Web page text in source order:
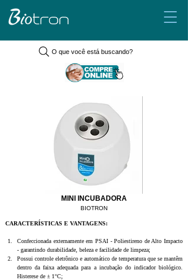
O que você está buscando?
MINI INCUBADORA
BIOTRON
CARACTERÍSTICAS E VANTAGENS:
Confeccionada externamente em PSAI - Poliestireno de Alto Impacto
- garantindo durabilidade, beleza e facilidade de limpeza;
Possui controle eletrônico e automático de temperatura que se mantêm
dentro da faixa adequada para a incubação do indicador biológico.
Histerese de ± 1°C;